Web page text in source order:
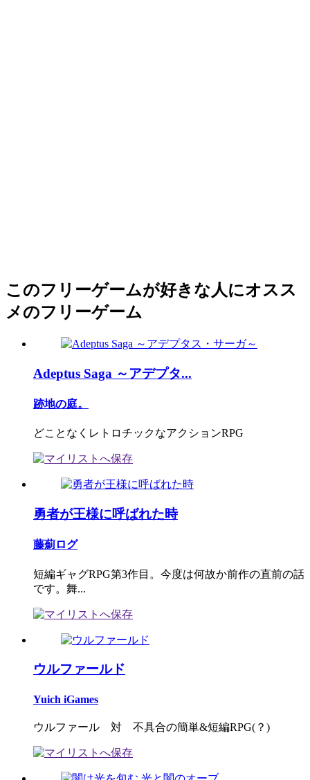
このフリーゲームが好きな人にオスス
メのフリーゲーム
Adeptus Saga ～アデプタ...
跡地の庭。
どことなくレトロチックなアクションRPG
勇者が王様に呼ばれた時
藤薊ログ
短編ギャグRPG第3作目。今度は何故か前作の直前の話
です。舞...
ウルファールド
Yuich iGames
ウルファール 対 不具合の簡単&短編RPG(？)